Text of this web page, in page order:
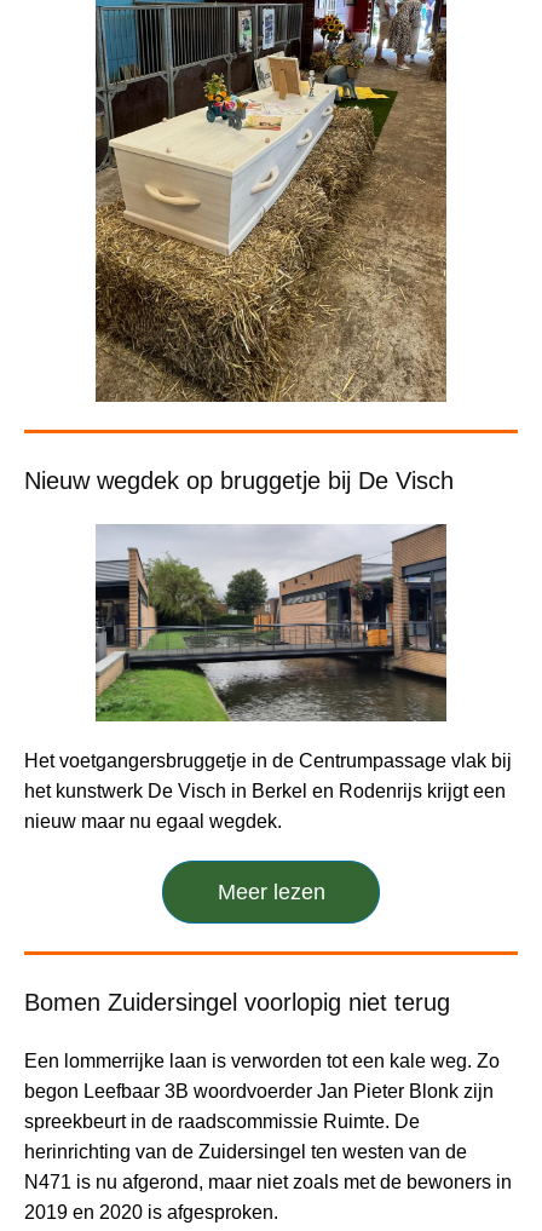
Nieuw wegdek op bruggetje bij De Visch
Het voetgangersbruggetje in de Centrumpassage vlak bij
het kunstwerk De Visch in Berkel en Rodenrijs krijgt een
nieuw maar nu egaal wegdek.
Meer lezen
Bomen Zuidersingel voorlopig niet terug
Een lommerrijke laan is verworden tot een kale weg. Zo
begon Leefbaar 3B woordvoerder Jan Pieter Blonk zijn
spreekbeurt in de raadscommissie Ruimte. De
herinrichting van de Zuidersingel ten westen van de
N471 is nu afgerond, maar niet zoals met de bewoners in
2019 en 2020 is afgesproken.